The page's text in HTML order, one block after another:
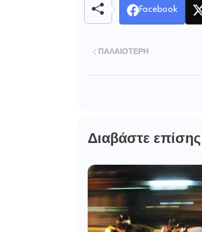
Facebook
ΠΑΛΑΙΌΤΕΡΗ
Διαβάστε επίσης